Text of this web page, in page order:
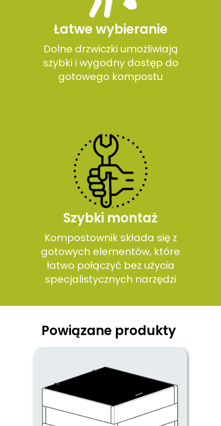
Łatwe wybieranie
Dolne drzwiczki umożliwiają
szybki i wygodny dostęp do
gotowego kompostu
Szybki montaż
Kompostownik składa się z
gotowych elementów, które
łatwo połączyć bez użycia
specjalistycznych narzędzi
Powiązane produkty